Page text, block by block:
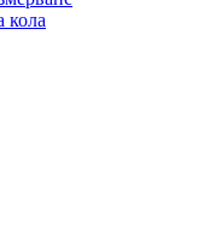
кола